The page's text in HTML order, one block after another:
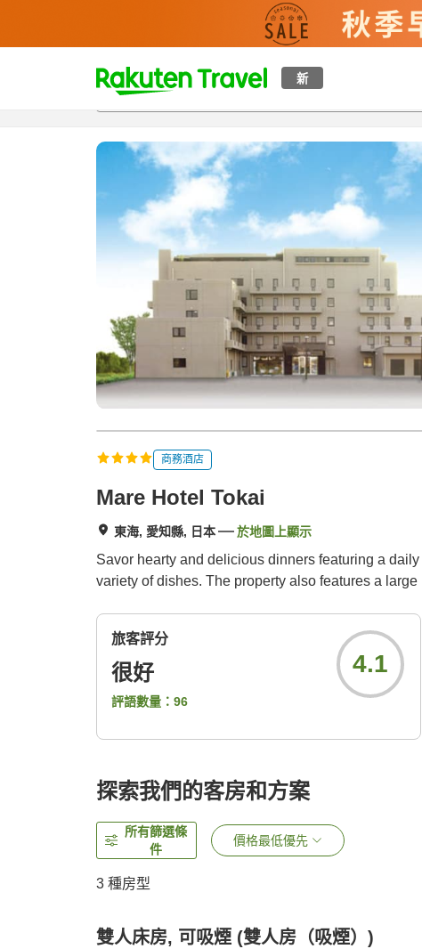
新
t
p
a
s
概覽房間及住宿方案 評價設施
商務酒店
Mare Hotel Tokai
東海, 愛知縣, 日本 於地圖上顯示
Savor hearty and delicious dinners featuring a
variety of dishes. The property also features a
旅客評分
很好
評語數量： 96
4.1
探索我們的客房和方案
所有篩選條
件
價格最低優先
3 種房型
雙人床房, 可吸煙 (雙人房（吸煙）)